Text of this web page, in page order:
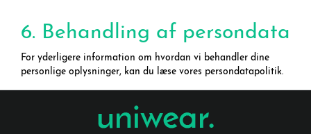
6. Behandling af persondata
For yderligere information om hvordan vi behandler dine
personlige oplysninger, kan du læse vores persondatapolitik.